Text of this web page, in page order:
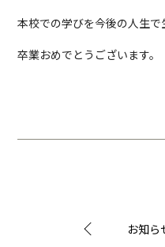
本校での学びを今後の人生で
卒業おめでとうございます。
お知ら